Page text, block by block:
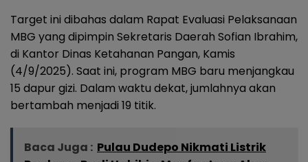
Target ini dibahas dalam Rapat Evaluasi Pelaksanaan
MBG yang dipimpin Sekretaris Daerah Sofian Ibrahim,
di Kantor Dinas Ketahanan Pangan, Kamis
(4/9/2025). Saat ini, program MBG baru menjangkau
15 dapur gizi. Dalam waktu dekat, jumlahnya akan
bertambah menjadi 19 titik.
Baca Juga : Pulau Dudepo Nikmati Listrik